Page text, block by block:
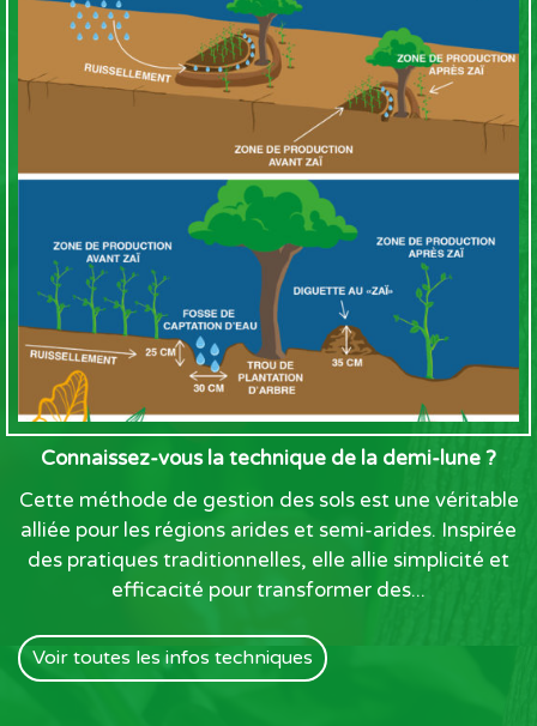
Connaissez-vous la technique de la demi-lune ?
Cette méthode de gestion des sols est une véritable
alliée pour les régions arides et semi-arides. Inspirée
des pratiques traditionnelles, elle allie simplicité et
efficacité pour transformer des...
Voir toutes les infos techniques